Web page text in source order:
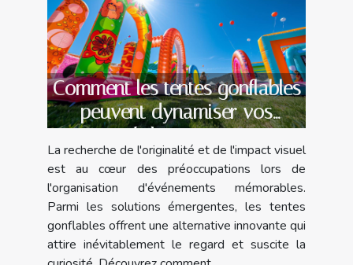
Comment les tentes gonflables
peuvent dynamiser vos
évènements
La recherche de l'originalité et de l'impact visuel
est au cœur des préoccupations lors de
l'organisation d'événements mémorables.
Parmi les solutions émergentes, les tentes
gonflables offrent une alternative innovante qui
attire inévitablement le regard et suscite la